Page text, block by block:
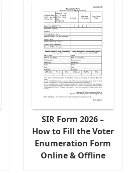
SIR Form 2026 –
How to Fill the Voter
Enumeration Form
Online & Offline